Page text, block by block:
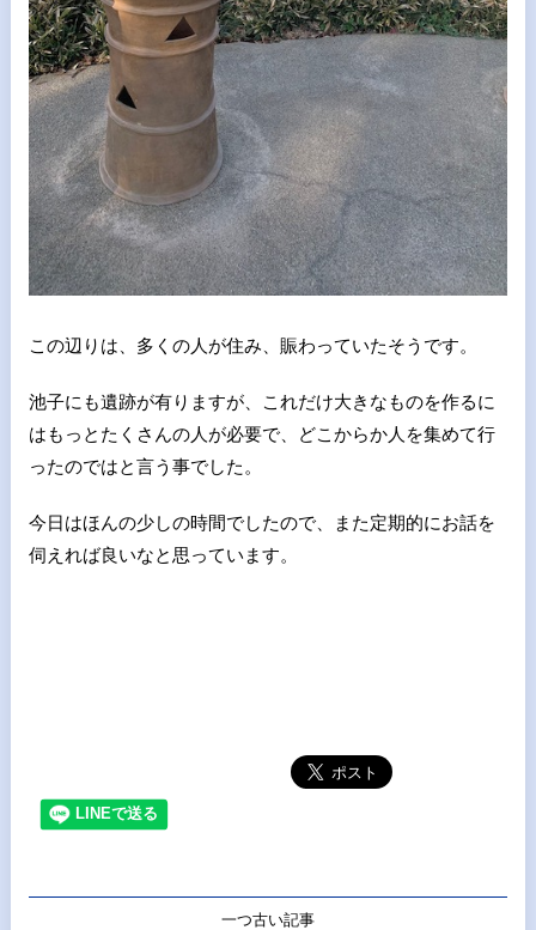
この辺りは、多くの人が住み、賑わっていたそうです。
池子にも遺跡が有りますが、これだけ大きなものを作るに
はもっとたくさんの人が必要で、どこからか人を集めて行
ったのではと言う事でした。
今日はほんの少しの時間でしたので、また定期的にお話を
伺えれば良いなと思っています。
一つ古い記事